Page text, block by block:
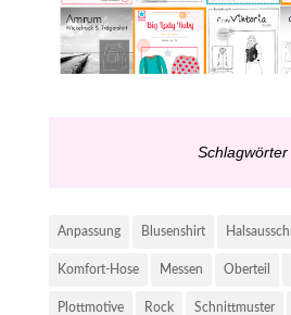
Schlagwörter
Anpassung Blusenshirt
Komfort-Hose Messen Oberteil
Plottmotive Rock Schnittmuster